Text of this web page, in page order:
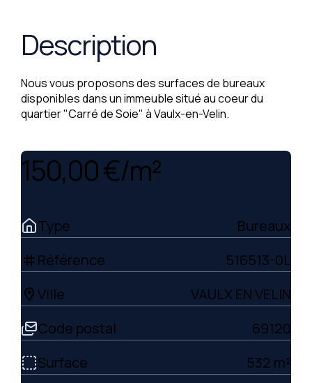
Description
Nous vous proposons des surfaces de bureaux
disponibles dans un immeuble situé au coeur du
quartier "Carré de Soie" à Vaulx-en-Velin.
150,00 €/m²
Type Bureaux
tag Référence 516513-0L
location_on Ville
VAULX EN VELIN
Code postal
69120
Surface
532 m²